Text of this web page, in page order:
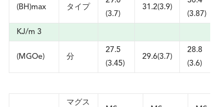
(BH)max タイプ
(3.7)
31.2(3.9)
(3.87)
KJ/m 3
(MGOe) 分
27.5
(3.45)
29.6(3.7)
28.8
(3.6)
マグス